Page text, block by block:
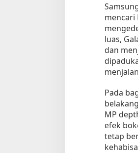
mencari
luas,
dan
Pada
MP
efek
tetap